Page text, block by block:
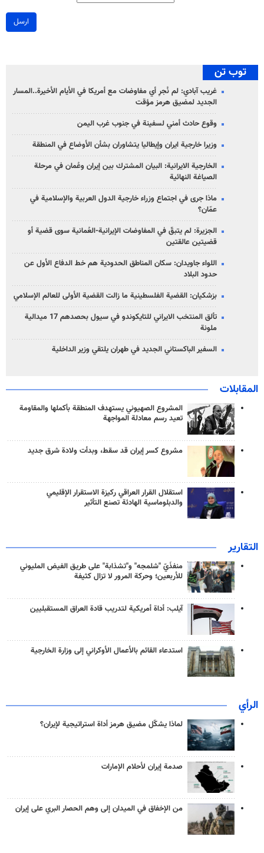
ارسل
توب تن
غريب آبادي: لم نُجرِ أي مفاوضات مع أمريكا في الأيام الأخيرة..المسار
الجديد لمضيق هرمز مؤقت
وقوع حادث أمني لسفينة في جنوب غرب اليمن
وزيرا خارجية ايران وإيطاليا يتشاوران بشأن الأوضاع في المنطقة
الخارجية الايرانية: البيان المشترك بين إيران وعُمان في مرحلة
الصياغة النهائية
ماذا جرى في اجتماع وزراء خارجية الدول العربية والإسلامية في
عمّان؟
الجزيرة: لم يتبقّ في المفاوضات الإيرانية-العُمانية سوى قضية أو
قضيتين عالقتين
اللواء جاويدان: سكان المناطق الحدودية هم خط الدفاع الأول عن
حدود البلاد
بزشكيان: القضية الفلسطينية ما زالت القضية الأولى للعالم الإسلامي
تألق المنتخب الايراني للتايكوندو في سيول بحصدهم 17 ميدالية
ملونة
السفير الباكستاني الجديد في طهران يلتقي وزير الداخلية
المقابلات
المشروع الصهيوني يستهدف المنطقة بأكملها والمقاومة
تعيد رسم معادلة المواجهة
مشروع كسر إيران قد سقط، وبدأت ولادة شرق جديد
استقلال القرار العراقي ركيزة الاستقرار الإقليمي
والدبلوماسية الهادئة تصنع التأثير
التقارير
منفذَيّ "شلمجه" و"تشذابة" على طريق الفيض المليوني
للأربعين؛ وحركة المرور لا تزال كثيفة
آيلب: أداة أمريكية لتدريب قادة العراق المستقبليين
استدعاء القائم بالأعمال الأوكراني إلى وزارة الخارجية
الرأي
لماذا يشكّل مضيق هرمز أداة استراتيجية لإيران؟
صدمة إيران لأحلام الإمارات
من الإخفاق في الميدان إلى وهم الحصار البري على إيران